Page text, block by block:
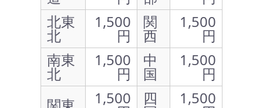
北東
北
1,500
円
関
西
1,500
円
南東
北
1,500
円
中
国
1,500
円
1,500 四 1,500